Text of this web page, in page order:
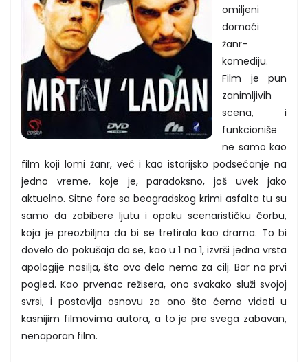
omiljeni
domaći
žanr-
komediju.
Film je pun
zanimljivih
scena, i
funkcioniše
ne samo kao
film koji lomi žanr, već i kao istorijsko podsećanje na
jedno vreme, koje je, paradoksno, još uvek jako
aktuelno. Sitne fore sa beogradskog krimi asfalta tu su
samo da zabibere ljutu i opaku scenarističku čorbu,
koja je preozbiljna da bi se tretirala kao drama. To bi
dovelo do pokušaja da se, kao u 1 na 1, izvrši jedna vrsta
apologije nasilja, što ovo delo nema za cilj. Bar na prvi
pogled. Kao prvenac režisera, ono svakako služi svojoj
svrsi, i postavlja osnovu za ono što ćemo videti u
kasnijim filmovima autora, a to je pre svega zabavan,
nenaporan film.